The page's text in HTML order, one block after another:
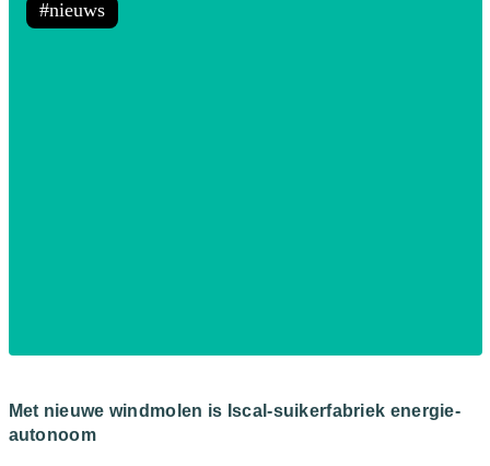
Met nieuwe windmolen is Iscal-suikerfabriek energie-
autonoom
nieuws